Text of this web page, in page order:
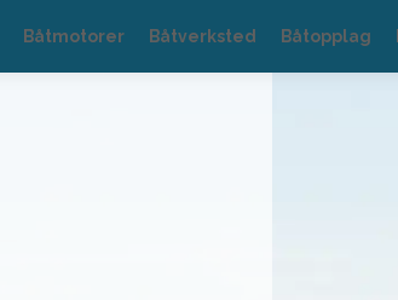
Båtmotorer Båtverksted Båtopplag